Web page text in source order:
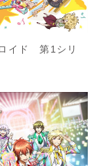
イド 第1シリ